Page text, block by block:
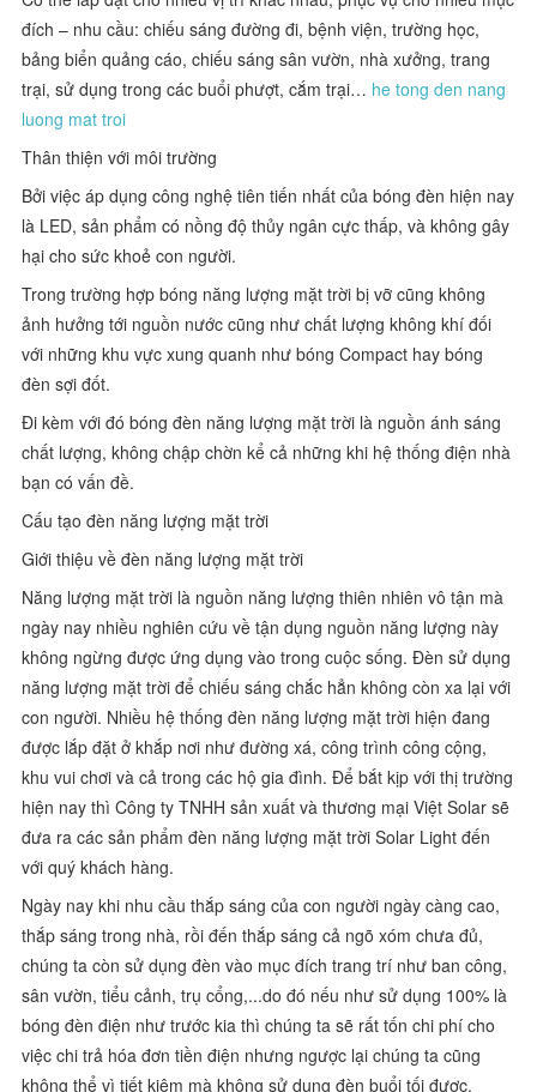
đích – nhu cầu: chiếu sáng đường đi, bệnh viện, trường học,
bảng biển quảng cáo, chiếu sáng sân vườn, nhà xưởng, trang
trại, sử dụng trong các buổi phượt, cắm trại… he tong den nang
luong mat troi
Thân thiện với môi trường
Bởi việc áp dụng công nghệ tiên tiến nhất của bóng đèn hiện nay
là LED, sản phẩm có nồng độ thủy ngân cực thấp, và không gây
hại cho sức khoẻ con người.
Trong trường hợp bóng năng lượng mặt trời bị vỡ cũng không
ảnh hưởng tới nguồn nước cũng như chất lượng không khí đối
với những khu vực xung quanh như bóng Compact hay bóng
đèn sợi đốt.
Đi kèm với đó bóng đèn năng lượng mặt trời là nguồn ánh sáng
chất lượng, không chập chờn kể cả những khi hệ thống điện nhà
bạn có vấn đề.
Cấu tạo đèn năng lượng mặt trời
Giới thiệu về đèn năng lượng mặt trời
Năng lượng mặt trời là nguồn năng lượng thiên nhiên vô tận mà
ngày nay nhiều nghiên cứu về tận dụng nguồn năng lượng này
không ngừng được ứng dụng vào trong cuộc sống. Đèn sử dụng
năng lượng mặt trời để chiếu sáng chắc hẳn không còn xa lại với
con người. Nhiều hệ thống đèn năng lượng mặt trời hiện đang
được lắp đặt ở khắp nơi như đường xá, công trình công cộng,
khu vui chơi và cả trong các hộ gia đình. Để bắt kịp với thị trường
hiện nay thì Công ty TNHH sản xuất và thương mại Việt Solar sẽ
đưa ra các sản phẩm đèn năng lượng mặt trời Solar Light đến
với quý khách hàng.
Ngày nay khi nhu cầu thắp sáng của con người ngày càng cao,
thắp sáng trong nhà, rồi đến thắp sáng cả ngõ xóm chưa đủ,
chúng ta còn sử dụng đèn vào mục đích trang trí như ban công,
sân vườn, tiểu cảnh, trụ cổng,...do đó nếu như sử dụng 100% là
bóng đèn điện như trước kia thì chúng ta sẽ rất tốn chi phí cho
việc chi trả hóa đơn tiền điện nhưng ngược lại chúng ta cũng
không thể vì tiết kiệm mà không sử dụng đèn buổi tối được.